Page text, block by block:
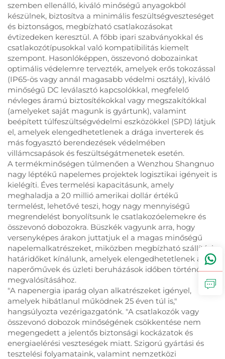
szemben ellenálló, kiváló minőségű anyagokból
készülnek, biztosítva a minimális feszültségveszteséget
és biztonságos, megbízható csatlakozásokat
évtizedeken keresztül. A főbb ipari szabványokkal és
csatlakozótípusokkal való kompatibilitás kiemelt
szempont. Hasonlóképpen, összevonó dobozainkat
optimális védelemre tervezték, amelyek erős tokozással
(IP65-ös vagy annál magasabb védelmi osztály), kiváló
minőségű DC leválasztó kapcsolókkal, megfelelő
névleges áramú biztosítékokkal vagy megszakítókkal
(amelyeket saját magunk is gyártunk), valamint
beépített túlfeszültségvédelmi eszközökkel (SPD) látjuk
el, amelyek elengedhetetlenek a drága inverterek és
más fogyasztó berendezések védelmében
villámcsapások és feszültségátmenetek esetén.
A termékminőségen túlmenően a Wenzhou Shangnuo
nagy léptékű napelemes projektek logisztikai igényeit is
kielégíti. Éves termelési kapacitásunk, amely
meghaladja a 20 millió amerikai dollár értékű
termelést, lehetővé teszi, hogy nagy mennyiségű
megrendelést bonyolítsunk le csatlakozóelemekre és
összevonó dobozokra. Büszkék vagyunk arra, hogy
versenyképes árakon juttatjuk el a magas minőségű
napelemalkatrészeket, miközben megbízható szállítási
határidőket kínálunk, amelyek elengedhetetlenek a
naperőművek és üzleti beruházások időben történő
megvalósításához.
"A napenergia iparág olyan alkatrészeket igényel,
amelyek hibátlanul működnek 25 éven túl is,"
hangsúlyozta vezérigazgatónk. "A csatlakozók vagy
összevonó dobozok minőségének csökkentése nem
megengedett a jelentős biztonsági kockázatok és
energiaelérési veszteségek miatt. Szigorú gyártási és
tesztelési folyamataink, valamint nemzetközi